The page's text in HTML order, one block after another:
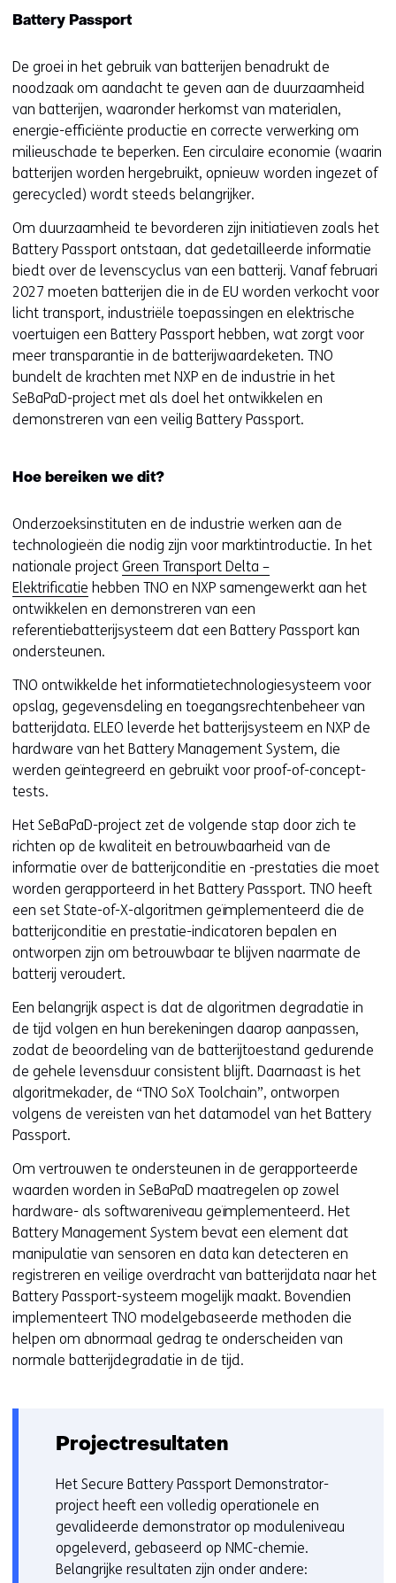
Battery Passport
De groei in het gebruik van batterijen benadrukt de
noodzaak om aandacht te geven aan de duurzaamheid
van batterijen, waaronder herkomst van materialen,
energie-efficiënte productie en correcte verwerking om
milieuschade te beperken. Een circulaire economie (waarin
batterijen worden hergebruikt, opnieuw worden ingezet of
gerecycled) wordt steeds belangrijker.
Om duurzaamheid te bevorderen zijn initiatieven zoals het
Battery Passport ontstaan, dat gedetailleerde informatie
biedt over de levenscyclus van een batterij. Vanaf februari
2027 moeten batterijen die in de EU worden verkocht voor
licht transport, industriële toepassingen en elektrische
voertuigen een Battery Passport hebben, wat zorgt voor
meer transparantie in de batterijwaardeketen. TNO
bundelt de krachten met NXP en de industrie in het
SeBaPaD-project met als doel het ontwikkelen en
demonstreren van een veilig Battery Passport.
Hoe bereiken we dit?
Onderzoeksinstituten en de industrie werken aan de
technologieën die nodig zijn voor marktintroductie. In het
nationale project Green Transport Delta –
Elektrificatie hebben TNO en NXP samengewerkt aan het
ontwikkelen en demonstreren van een
referentiebatterijsysteem dat een Battery Passport kan
ondersteunen.
TNO ontwikkelde het informatietechnologiesysteem voor
opslag, gegevensdeling en toegangsrechtenbeheer van
batterijdata. ELEO leverde het batterijsysteem en NXP de
hardware van het Battery Management System, die
werden geïntegreerd en gebruikt voor proof-of-concept-
tests.
Het SeBaPaD-project zet de volgende stap door zich te
richten op de kwaliteit en betrouwbaarheid van de
informatie over de batterijconditie en -prestaties die moet
worden gerapporteerd in het Battery Passport. TNO heeft
een set State-of-X-algoritmen geïmplementeerd die de
batterijconditie en prestatie-indicatoren bepalen en
ontworpen zijn om betrouwbaar te blijven naarmate de
batterij veroudert.
Een belangrijk aspect is dat de algoritmen degradatie in
de tijd volgen en hun berekeningen daarop aanpassen,
zodat de beoordeling van de batterijtoestand gedurende
de gehele levensduur consistent blijft. Daarnaast is het
algoritmekader, de “TNO SoX Toolchain”, ontworpen
volgens de vereisten van het datamodel van het Battery
Passport.
Om vertrouwen te ondersteunen in de gerapporteerde
waarden worden in SeBaPaD maatregelen op zowel
hardware- als softwareniveau geïmplementeerd. Het
Battery Management System bevat een element dat
manipulatie van sensoren en data kan detecteren en
registreren en veilige overdracht van batterijdata naar het
Battery Passport-systeem mogelijk maakt. Bovendien
implementeert TNO modelgebaseerde methoden die
helpen om abnormaal gedrag te onderscheiden van
normale batterijdegradatie in de tijd.
Projectresultaten
Het Secure Battery Passport Demonstrator-
project heeft een volledig operationele en
gevalideerde demonstrator op moduleniveau
opgeleverd, gebaseerd op NMC-chemie.
Belangrijke resultaten zijn onder andere: